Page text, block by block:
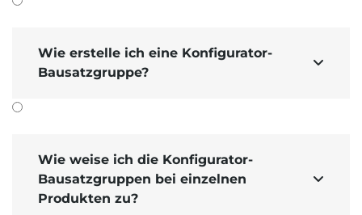
Wie erstelle ich eine Konfigurator-
Bausatzgruppe?

Wie weise ich die Konfigurator-
Bausatzgruppen bei einzelnen
Produkten zu?
